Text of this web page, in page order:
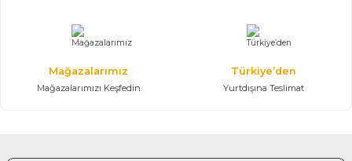
Mağazalarımız
Mağazalarımızı Keşfedin
Türkiye’den
Yurtdışına Teslimat